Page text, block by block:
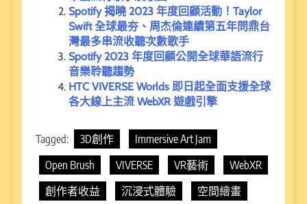
Spotify 揭曉 2023 年度回顧活動！Taylor
Swift 全球最夯、周杰倫連續第五年問鼎台
灣最多串流收聽次數歌手
Spotify 2023 年度回顧公開全球華語流行
音樂聆聽趨勢
HTC VIVERSE Worlds 即日起全面支援全球
各大線上主流 WebXR 遊戲引擎
Tagged: 3D創作
Immersive Art Jam
Open Brush
VIVERSE VR藝術
WebXR
創作者收益
沉浸式體驗
空間繪畫